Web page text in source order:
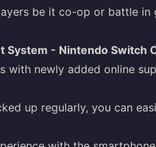
be it co-op or battle in
System - Nintendo Switch
with newly added online
up regularly, you can